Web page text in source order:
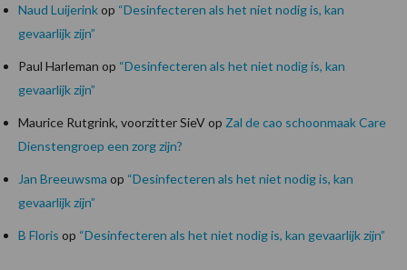
Naud Luijerinkop “Desinfecteren als het niet nodig is, kan
gevaarlijk zijn”
Paul Harleman op “Desinfecteren als het niet nodig is, kan
gevaarlijk zijn”
Maurice Rutgrink, voorzitter SieVop Zal de cao schoonmaak Care
Dienstengroep een zorg zijn?
Jan Breeuwsma op “Desinfecteren als het niet nodig is, kan
gevaarlijk zijn”
B Floris op “Desinfecteren als het niet nodig is, kan gevaarlijk zijn”